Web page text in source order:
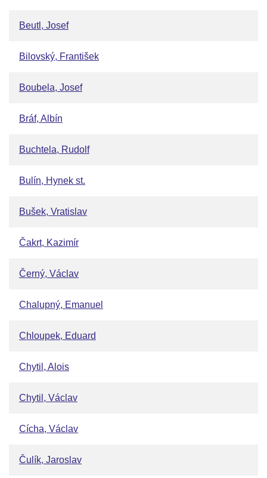
Beutl, Josef
Bilovský, František
Boubela, Josef
Bráf, Albín
Buchtela, Rudolf
Bulín, Hynek st.
Bušek, Vratislav
Čakrt, Kazimír
Černý, Václav
Chalupný, Emanuel
Chloupek, Eduard
Chytil, Alois
Chytil, Václav
Cícha, Václav
Čulík, Jaroslav